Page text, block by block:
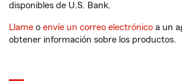
disponibles de U.S. Bank.
Llame o envíe un correo electrónico a un
obtener información sobre los productos.